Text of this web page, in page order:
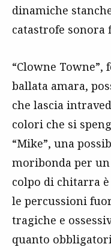
dinamiche
catastrofe sonora
“Clowne
ballata amara,
che lascia
colori che si
“Mike”, una
moribonda per
colpo di chitarra
le percussioni
tragiche e
quanto